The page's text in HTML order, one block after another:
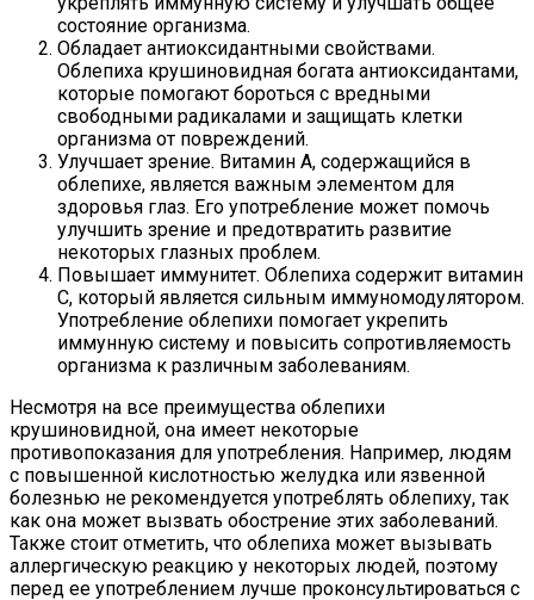
состояние организма.
Обладает антиоксидантными свойствами.
Облепиха крушиновидная богата антиоксидантами,
которые помогают бороться с вредными
свободными радикалами и защищать клетки
организма от повреждений.
Улучшает зрение. Витамин А, содержащийся в
облепихе, является важным элементом для
здоровья глаз. Его употребление может помочь
улучшить зрение и предотвратить развитие
некоторых глазных проблем.
Повышает иммунитет. Облепиха содержит витамин
C, который является сильным иммуномодулятором.
Употребление облепихи помогает укрепить
иммунную систему и повысить сопротивляемость
организма к различным заболеваниям.
Несмотря на все преимущества облепихи
крушиновидной, она имеет некоторые
противопоказания для употребления. Например, людям
с повышенной кислотностью желудка или язвенной
болезнью не рекомендуется употреблять облепиху, так
как она может вызвать обострение этих заболеваний.
Также стоит отметить, что облепиха может вызывать
аллергическую реакцию у некоторых людей, поэтому
перед ее употреблением лучше проконсультироваться с